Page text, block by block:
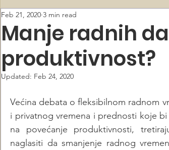
More Girls in STEAM
Allance for Gender Equality
Manje radnih
produktivnost?
Feb 21, 2020 3 min read
Updated: Feb 24, 2020
Većina debata o fleksibilnom radnom
i privatnog vremena i prednosti koje
na povećanje produktivnosti,
naglasiti da smanjenje radnog